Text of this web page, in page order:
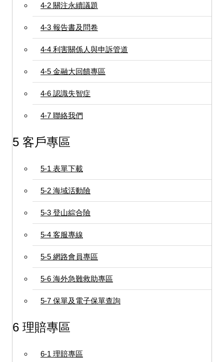
4-2 關注永續議題
4-3 報告書及問卷
4-4 利害關係人與申訴管道
4-5 金融大回饋專區
4-6 認識失智症
4-7 聯絡我們
5 客戶專區
5-1 表單下載
5-2 海域活動險
5-3 登山綜合險
5-4 客服專線
5-5 網路會員專區
5-6 海外急難救助專區
5-7 保單及電子保單查詢
6 理賠專區
6-1 理賠專區